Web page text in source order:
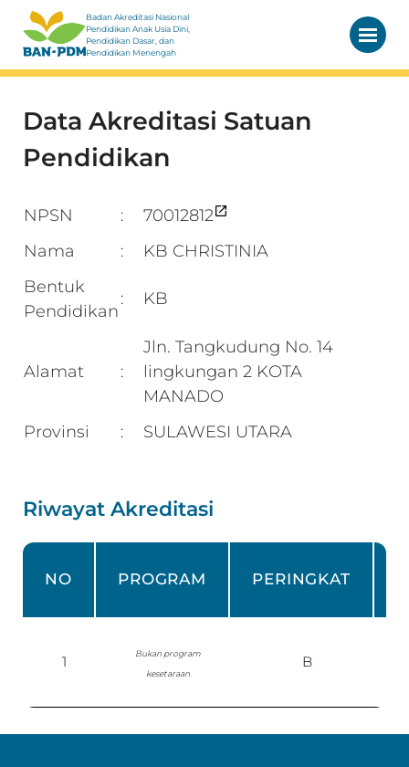
Badan Akreditasi Nasional
Pendidikan Anak Usia Dini,
Pendidikan Dasar, dan
Pendidikan Menengah
Data Akreditasi Satuan
Pendidikan
NPSN :
70012812
Nama
:
KB CHRISTINIA
Bentuk
Pendidikan
: KB
Alamat :
Jln. Tangkudung No. 14
lingkungan 2 KOTA
MANADO
Provinsi
: SULAWESI UTARA
Riwayat Akreditasi
NO PROGRAM PERINGKAT
1
Bukan program
kesetaraan
B